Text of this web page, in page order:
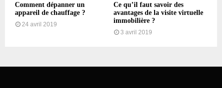
Comment dépanner un
appareil de chauffage ?
24 avril 2019
Ce qu’il faut savoir des
avantages de la visite virtuelle
immobilière ?
3 avril 2019